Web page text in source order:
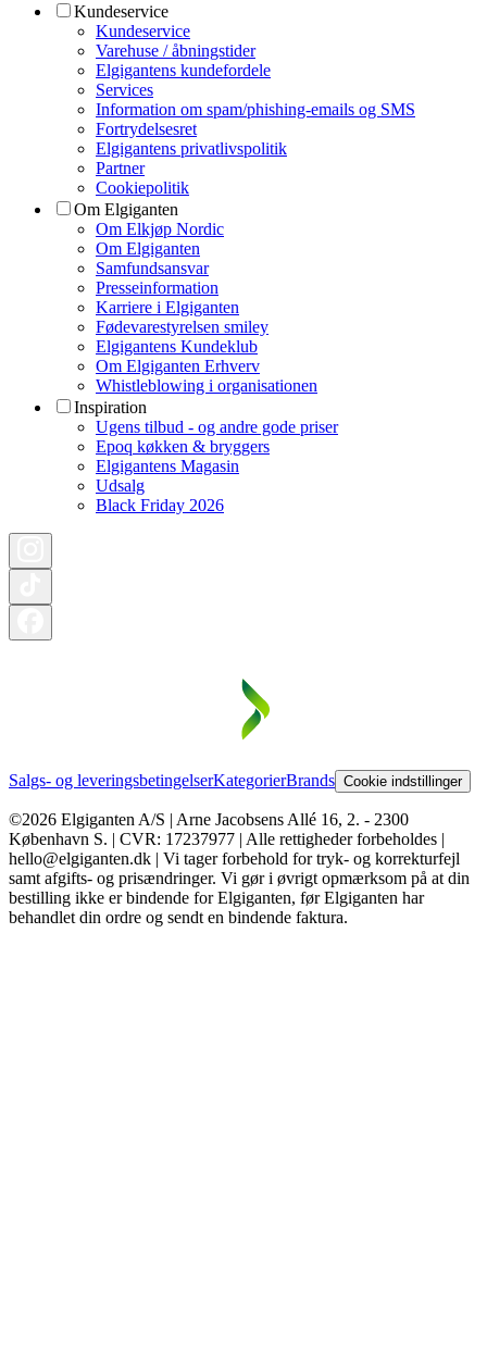
Kundeservice
Kundeservice
Varehuse / åbningstider
Elgigantens kundefordele
Services
Information om spam/phishing-emails og SMS
Fortrydelsesret
Elgigantens privatlivspolitik
Partner
Cookiepolitik
Om Elgiganten
Om Elkjøp Nordic
Om Elgiganten
Samfundsansvar
Presseinformation
Karriere i Elgiganten
Fødevarestyrelsen smiley
Elgigantens Kundeklub
Om Elgiganten Erhverv
Whistleblowing i organisationen
Inspiration
Ugens tilbud - og andre gode priser
Epoq køkken & bryggers
Elgigantens Magasin
Udsalg
Black Friday 2026
Salgs- og leveringsbetingelserKategorierBrands Cookie indstillinger
©2026 Elgiganten A/S | Arne Jacobsens Allé 16, 2. - 2300
København S. | CVR: 17237977 | Alle rettigheder forbeholdes |
hello@elgiganten.dk | Vi tager forbehold for tryk- og korrekturfejl
samt afgifts- og prisændringer. Vi gør i øvrigt opmærksom på at din
bestilling ikke er bindende for Elgiganten, før Elgiganten har
behandlet din ordre og sendt en bindende faktura.